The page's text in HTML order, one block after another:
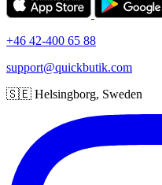
+46 42-400 65 88
support@quickbutik.com
🇸🇪 Helsingborg, Sweden